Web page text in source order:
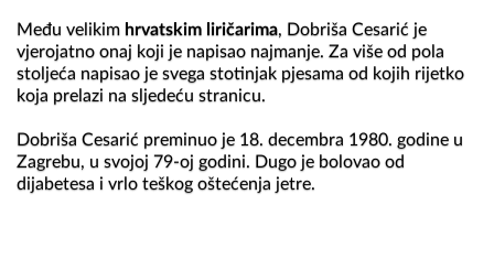
Među velikim hrvatskim liričarima, Dobriša Cesarić je
vjerojatno onaj koji je napisao najmanje. Za više od pola
stoljeća napisao je svega stotinjak pjesama od kojih rijetko
koja prelazi na sljedeću stranicu.
Dobriša Cesarić preminuo je 18. decembra 1980. godine u
Zagrebu, u svojoj 79-oj godini. Dugo je bolovao od
dijabetesa i vrlo teškog oštećenja jetre.